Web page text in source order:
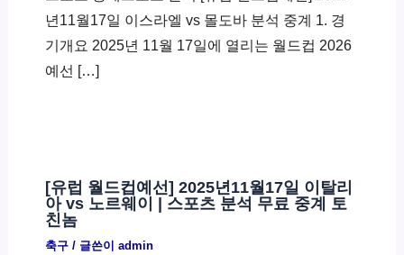
년11월17일 이스라엘 vs 몰도바 분석 중계 1. 경
기개요 2025년 11월 17일에 열리는 월드컵 2026
예선 […]
[유럽 월드컵예선] 2025년11월17일 이탈리
아 vs 노르웨이 | 스포츠 분석 무료 중계 토
친놈
축구/ 글쓴이 admin